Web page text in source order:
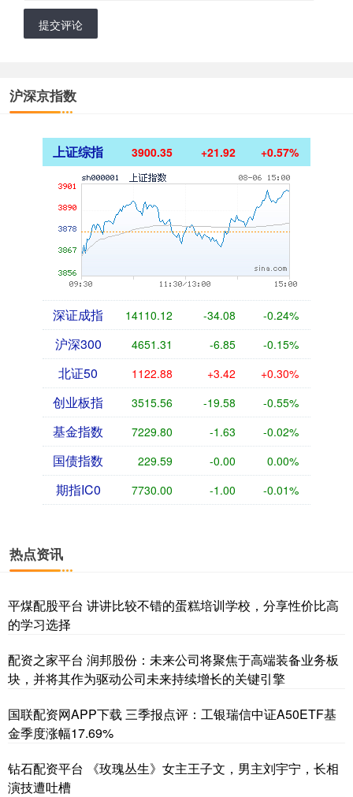
提交评论
沪深京指数
上证综指 3900.35 +21.92 +0.57%
深证成指 14110.12 -34.08 -0.24%
沪深300 4651.31 -6.85 -0.15%
北证50 1122.88 +3.42 +0.30%
创业板指 3515.56 -19.58 -0.55%
基金指数 7229.80 -1.63 -0.02%
国债指数 229.59 -0.00 0.00%
期指IC0 7730.00 -1.00 -0.01%
热点资讯
平煤配股平台 讲讲比较不错的蛋糕培训学校，分享性价比高
的学习选择
配资之家平台 润邦股份：未来公司将聚焦于高端装备业务板
块，并将其作为驱动公司未来持续增长的关键引擎
国联配资网APP下载 三季报点评：工银瑞信中证A50ETF基
金季度涨幅17.69%
钻石配资平台 《玫瑰丛生》女主王子文，男主刘宇宁，长相
演技遭吐槽